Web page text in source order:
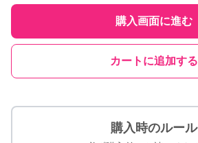
購入画面に進む
カートに追加する
購入時のルール